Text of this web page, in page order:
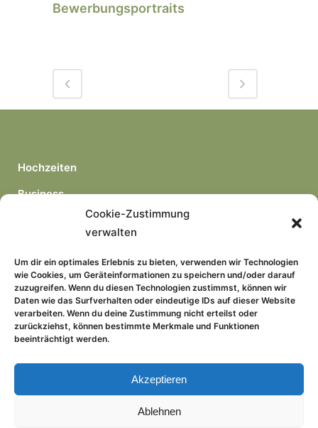
Cookie-Zustimmung
verwalten
Um dir ein optimales Erlebnis zu bieten, verwenden wir Technologien
wie Cookies, um Geräteinformationen zu speichern und/oder darauf
zuzugreifen. Wenn du diesen Technologien zustimmst, können wir
Daten wie das Surfverhalten oder eindeutige IDs auf dieser Website
verarbeiten. Wenn du deine Zustimmung nicht erteilst oder
zurückziehst, können bestimmte Merkmale und Funktionen
beeinträchtigt werden.
Akzeptieren
Ablehnen
Bewerbungsportraits
Hochzeiten
Business
Kontakt
Datenschutz